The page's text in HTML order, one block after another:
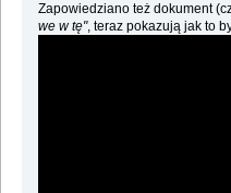
Zapowiedziano też dokument
we w tę", teraz pokazują jak to